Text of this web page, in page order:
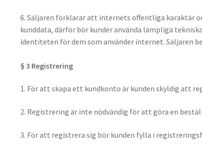
6. Säljaren förklarar att internets offentliga karaktär
kunddata, därför bör kunder använda lämpliga
identiteten för dem som använder internet. Säljaren
§ 3 Registrering
1. För att skapa ett kundkonto är kunden skyldig att
2. Registrering är inte nödvändig för att göra en
3. För att registrera sig bör kunden fylla i